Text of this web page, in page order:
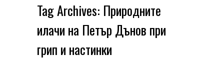
Tag Archives: Природните
илачи на Петър Дънов при
грип и настинки